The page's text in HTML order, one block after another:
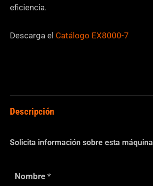
eficiencia.
Descarga el Catálogo EX8000-7
Descripción
Solicita información sobre esta máquina
Nombre *